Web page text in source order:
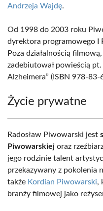
Andrzeja Wajdę.
Od 1998 do 2003 roku
dyrektora programowego I
Poza działalnością
zadebiutował powieścią pt.
Alzheimera” (ISBN 978-
Życie prywatne
Radosław Piwowarski jest
Piwowarskiej oraz
jego rodzinie talent
przekazywany z pokolenia
także Kordian Piwowarski,
branży filmowej jako